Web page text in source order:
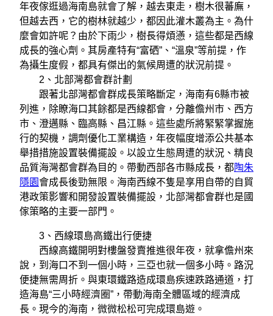
年夜傢逛過海南島就會了解，越去東走，樹木很蕃廡，
但越去西，它的樹林就越少，都因此灌木叢為主。為什
麼會如許呢？由於下雨少，樹長得煩懣，這些都是西線
成長的強心劑。其房產特有“富硒”、“溫泉”等前提，作
為攝生度假，都具有傑出的氣候周遭的狀況前提。
2、北部灣都會群計劃
跟著北部灣都會群成長策略斷定，海南有6縣市被
列進，除瞭海口其餘都是西線都會，分離儋州市、西方
市、澄邁縣、臨高縣、昌江縣。這些處所將緊緊掌握施
行的契機，調劑優化工業構造，年夜幅度增添公共基本
舉措措施設置裝備擺設。以設立生態周遭的狀況、精良
品質海灣都會群為目的。帶動西部各市縣成長，都陶朱
隱園會成長後勁無限。海南西線不隻是享用自帶的自貿
港政策影響和開發設置裝備擺設，北部灣都會群也是國
傢策略的主要一部門。
3、西線環島高鐵出行便捷
西線高鐵開明對樓盤發賣推進很年夜，就拿儋州來
說，到海口不到一個小時，三亞也就一個多小時。路況
便捷無需周折。與東環鐵路造成環島疾速跌路通道，打
造海島“三小時經濟圈”，帶動海南全體區域的經濟成
長。現今的海南，微微松松可完成環島遊。